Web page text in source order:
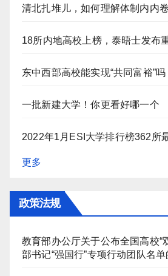
清北扎堆儿，如何理解体制内内
18所内地高校上榜，泰晤士发布
东中西部高校能实现“共同富裕”吗
一批新建大学！你更看好哪一个
2022年1月ESI大学排行榜362所
更多
政策法规
教育部办公厅关于公布全国高校“
部书记“强国行”专项行动团队名